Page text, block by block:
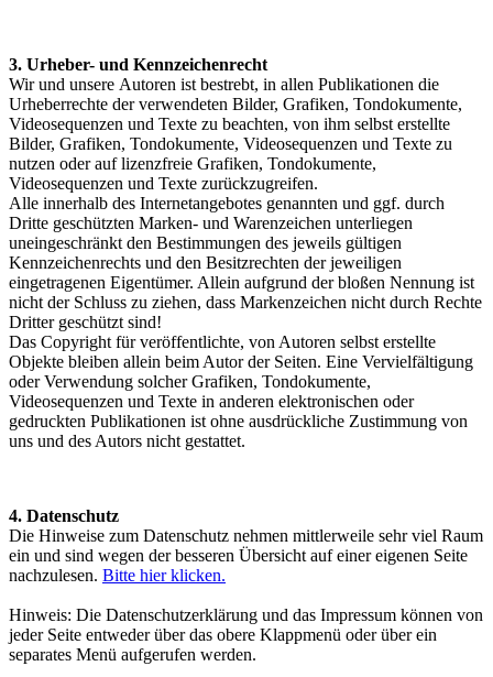
3. Urheber- und Kennzeichenrecht
Wir und unsere Autoren ist bestrebt, in allen Publikationen die
Urheberrechte der verwendeten Bilder, Grafiken, Tondokumente,
Videosequenzen und Texte zu beachten, von ihm selbst erstellte
Bilder, Grafiken, Tondokumente, Videosequenzen und Texte zu
nutzen oder auf lizenzfreie Grafiken, Tondokumente,
Videosequenzen und Texte zurückzugreifen.
Alle innerhalb des Internetangebotes genannten und ggf. durch
Dritte geschützten Marken- und Warenzeichen unterliegen
uneingeschränkt den Bestimmungen des jeweils gültigen
Kennzeichenrechts und den Besitzrechten der jeweiligen
eingetragenen Eigentümer. Allein aufgrund der bloßen Nennung ist
nicht der Schluss zu ziehen, dass Markenzeichen nicht durch Rechte
Dritter geschützt sind!
Das Copyright für veröffentlichte, von Autoren selbst erstellte
Objekte bleiben allein beim Autor der Seiten. Eine Vervielfältigung
oder Verwendung solcher Grafiken, Tondokumente,
Videosequenzen und Texte in anderen elektronischen oder
gedruckten Publikationen ist ohne ausdrückliche Zustimmung von
uns und des Autors nicht gestattet.
4. Datenschutz
Die Hinweise zum Datenschutz nehmen mittlerweile sehr viel Raum
ein und sind wegen der besseren Übersicht auf einer eigenen Seite
nachzulesen. Bitte hier klicken.
Hinweis: Die Datenschutzerklärung und das Impressum können von
jeder Seite entweder über das obere Klappmenü oder über ein
separates Menü aufgerufen werden.